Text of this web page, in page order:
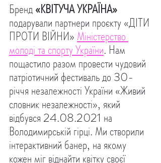
Бренд «КВІТУЧА УКРАЇНА»
подарували партнери проєкту «ДІТИ
ПРОТИ ВІЙНИ» Міністерство
молоді та спорту України. Нам
пощастило разом провести чудовий
патріотичний фестиваль до 30-
річчя незалежності України «Живий
словник незалежності», який
відбувся 24.08.2021 на
Володимирській гірці. Ми створили
інтерактивний банер, на якому
кожен міг віднайти квітку своєї